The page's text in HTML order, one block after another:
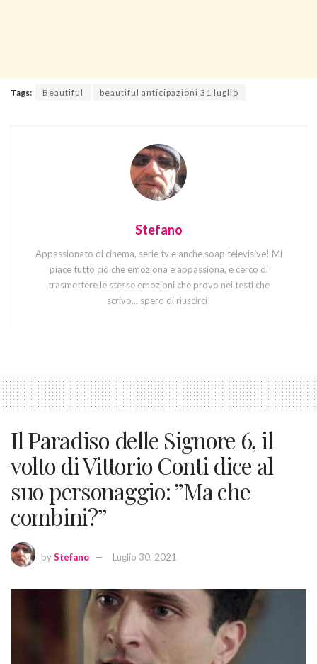
Tags: Beautiful beautiful anticipazioni 31 luglio
Stefano
Appassionato di cinema, serie tv e anche soap televisive! Mi
piace tutto ciò che emoziona e appassiona, e cerco di
trasmettere le stesse emozioni che provo nei testi che
scrivo... spero di riuscirci!
Il Paradiso delle Signore 6, il
volto di Vittorio Conti dice al
suo personaggio: ”Ma che
combini?”
byStefano Luglio 30, 2021